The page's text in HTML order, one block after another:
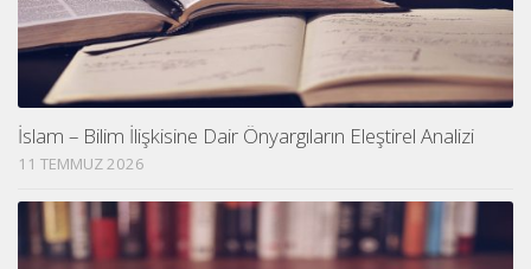
İslam – Bilim İlişkisine Dair Önyargıların Eleştirel Analizi
11 TEMMUZ 2026